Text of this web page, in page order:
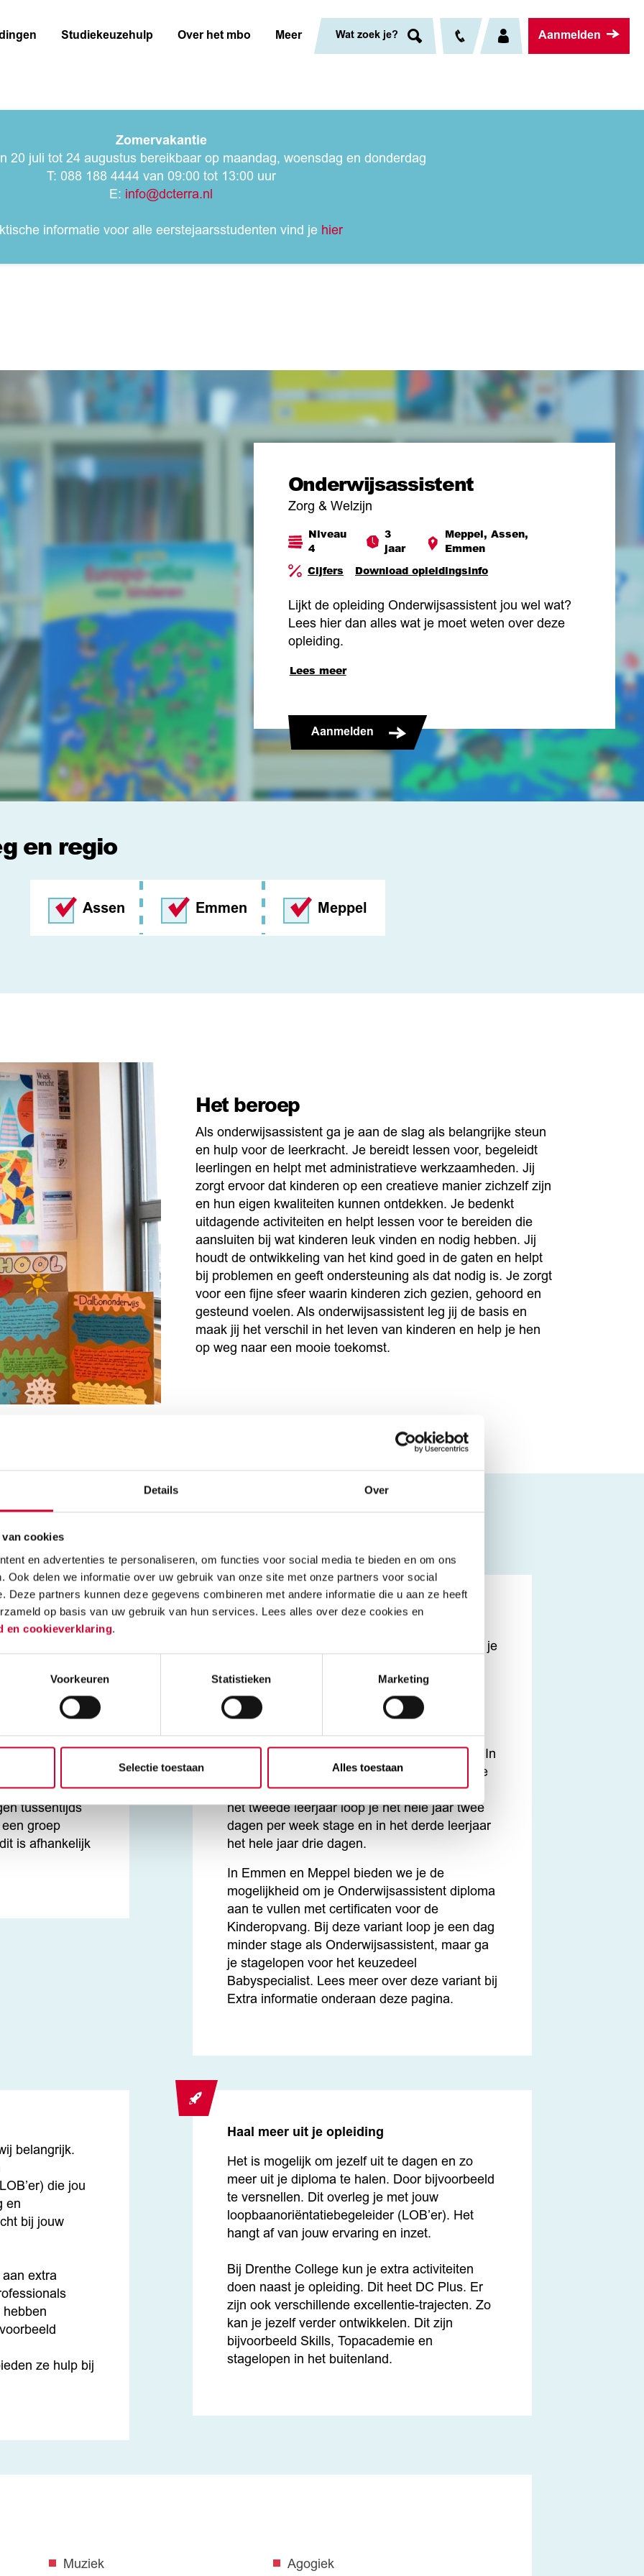
Details Over
van cookies
en advertenties te personaliseren, om functies voor social media te bieden en om ons
Ook delen we informatie over uw gebruik van onze site met onze partners voor social
Deze partners kunnen deze gegevens combineren met andere informatie die u aan ze heeft
op basis van uw gebruik van hun services. Lees alles over deze cookies en
en cookieverklaring.
Voorkeuren Statistieken Marketing
Selectie toestaan Alles toestaan
Studiekeuzehulp Over het mbo Meer Wat zoek je? Aanmelden
Zomervakantie
20 juli tot 24 augustus bereikbaar op maandag, woensdag en donderdag
T: 088 188 4444 van 09:00 tot 13:00 uur
E: info@dcterra.nl
informatie voor alle eerstejaarsstudenten vind je hier
Onderwijsassistent
Zorg & Welzijn
Niveau
4
3
jaar
Meppel, Assen,
Emmen
Cijfers Download opleidingsinfo
Lijkt de opleiding Onderwijsassistent jou wel wat?
Lees hier dan alles wat je moet weten over deze
opleiding.
Lees meer
Aanmelden
en regio
Assen Emmen Meppel
Het beroep
Als onderwijsassistent ga je aan de slag als belangrijke steun
en hulp voor de leerkracht. Je bereidt lessen voor, begeleidt
leerlingen en helpt met administratieve werkzaamheden. Jij
zorgt ervoor dat kinderen op een creatieve manier zichzelf zijn
en hun eigen kwaliteiten kunnen ontdekken. Je bedenkt
uitdagende activiteiten en helpt lessen voor te bereiden die
aansluiten bij wat kinderen leuk vinden en nodig hebben. Jij
houdt de ontwikkeling van het kind goed in de gaten en helpt
bij problemen en geeft ondersteuning als dat nodig is. Je zorgt
voor een fijne sfeer waarin kinderen zich gezien, gehoord en
gesteund voelen. Als onderwijsassistent leg jij de basis en
maak jij het verschil in het leven van kinderen en help je hen
op weg naar een mooie toekomst.
muziek,
en spel in
het kind.
duurt 3
in 2 jaar
eerst meer
wel wat
op of
In
tussentijds
groep
is afhankelijk
Stage
Bij de Beroepsopleidende Leerweg (BOL) ga je
tijdens je stage. Stage wordt ook wel
beroepspraktijkvorming genoemd. Je loopt
stage bij een erkend leerbedrijf. Erkende
leerbedrijven vind je op stagemarkt.nl. De
stageplaatsen worden door school geregeld. In
het eerste leerjaar ga je in de derde en vierde
periode twee dagen per week stage lopen. In
het tweede leerjaar loop je het hele jaar twee
dagen per week stage en in het derde leerjaar
het hele jaar drie dagen.
In Emmen en Meppel bieden we je de
mogelijkheid om je Onderwijsassistent diploma
aan te vullen met certificaten voor de
Kinderopvang. Bij deze variant loop je een dag
minder stage als Onderwijsassistent, maar ga
je stagelopen voor het keuzedeel
Babyspecialist. Lees meer over deze variant bij
Extra informatie onderaan deze pagina.
belangrijk.
die jou
en
bij jouw
extra
hebben
ze hulp bij
Haal meer uit je opleiding
Het is mogelijk om jezelf uit te dagen en zo
meer uit je diploma te halen. Door bijvoorbeeld
te versnellen. Dit overleg je met jouw
loopbaanoriëntatiebegeleider (LOB’er). Het
hangt af van jouw ervaring en inzet.
Bij Drenthe College kun je extra activiteiten
doen naast je opleiding. Dit heet DC Plus. Er
zijn ook verschillende excellentie-trajecten. Zo
kan je jezelf verder ontwikkelen. Dit zijn
bijvoorbeeld Skills, Topacademie en
stagelopen in het buitenland.
Muziek Agogiek